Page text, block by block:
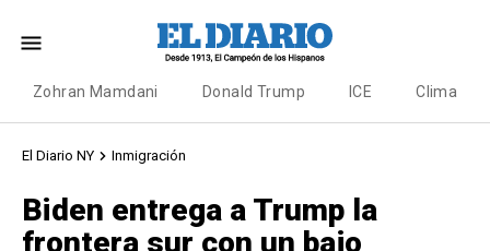
Zohran Mamdani Donald Trump ICE Clima
El Diario NY Inmigración
Biden entrega a Trump la
frontera sur con un bajo